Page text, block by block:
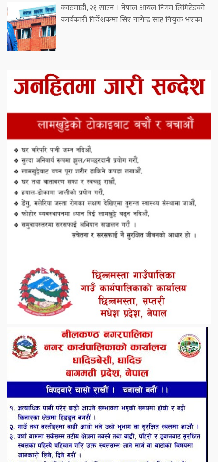
काठमाडौं, २१ साउन । नेपाल आयल निगम लिमिटेडको
कार्यकारी निर्देशकमा सिए नागेन्द्र साह नियुक्त भएका